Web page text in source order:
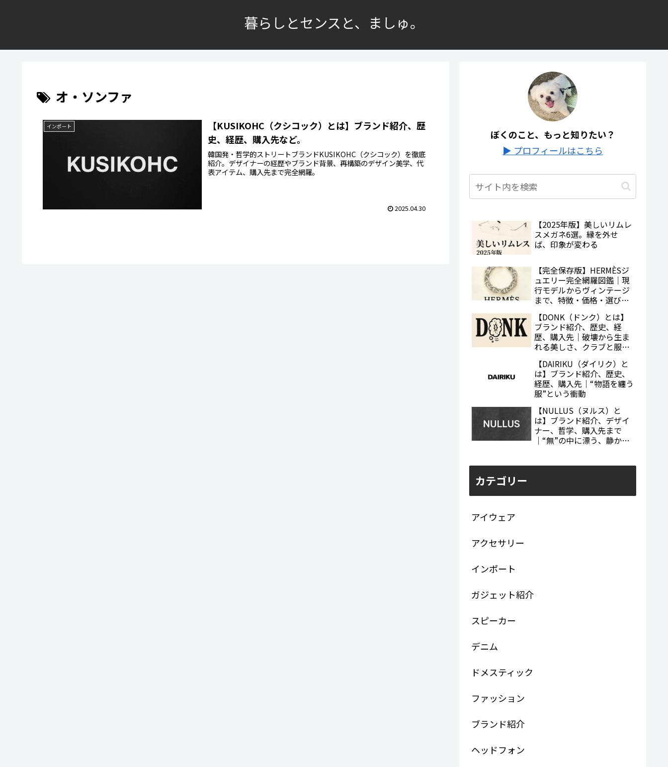
暮らしとセンスと、ましゅ。
オ・ソンファ
インポート
【KUSIKOHC（クシコック）とは】ブランド紹介、歴
史、経歴、購入先など。
韓国発・哲学的ストリートブランドKUSIKOHC（クシコック）を徹底
紹介。デザイナーの経歴やブランド背景、再構築のデザイン美学、代
表アイテム、購入先まで完全網羅。
2025.04.30
ぼくのこと、もっと知りたい？
▶ プロフィールはこちら
【2025年版】美しいリムレ
スメガネ6選。縁を外せ
ば、印象が変わる
【完全保存版】HERMÈSジ
ュエリー完全網羅図鑑｜現
行モデルからヴィンテージ
まで、特徴・価格・選び方
【DONK（ドンク）とは】
ブランド紹介、歴史、経
歴、購入先｜破壊から生ま
れる美しさ、クラブと服の
【DAIRIKU（ダイリク）と
は】ブランド紹介、歴史、
経歴、購入先｜“物語を纏う
服”という衝動
【NULLUS（ヌルス）と
は】ブランド紹介、デザイ
ナー、哲学、購入先まで
｜“無”の中に漂う、静かな
カテゴリー
アイウェア
アクセサリー
インポート
ガジェット紹介
スピーカー
デニム
ドメスティック
ファッション
ブランド紹介
ヘッドフォン